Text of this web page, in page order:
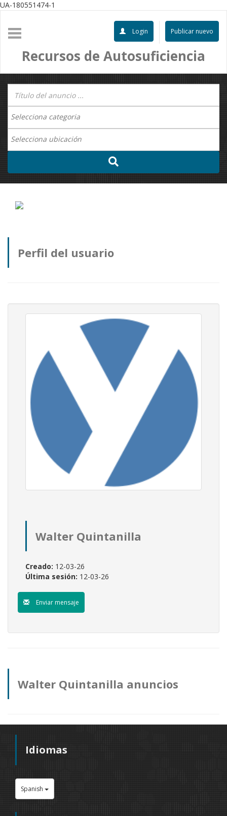
UA-180551474-1
Publicar nuevo
Login
Recursos de Autosuficiencia
Perfil del usuario
Walter Quintanilla
Creado: 12-03-26
Última sesión: 12-03-26
Enviar mensaje
Walter Quintanilla anuncios
Idiomas
Spanish